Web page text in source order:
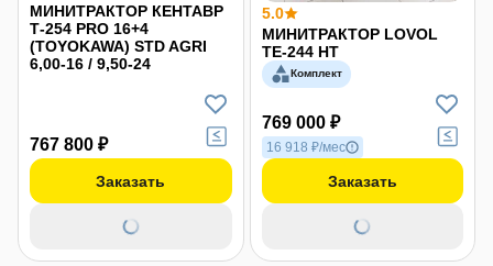
МИНИТРАКТОР КЕНТАВР
Т-254 PRO 16+4
(TOYOKAWA) STD AGRI
6,00-16 / 9,50-24
767 800 ₽
Заказать
5.0
МИНИТРАКТОР LOVOL
TE-244 HT
Комплект
769 000 ₽
16 918 ₽/мес
Заказать